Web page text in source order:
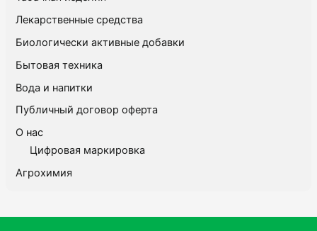
Лекарственные средства
Биологически активные добавки
Бытовая техника
Вода и напитки
Публичный договор оферта
О нас
Цифровая маркировка
Агрохимия